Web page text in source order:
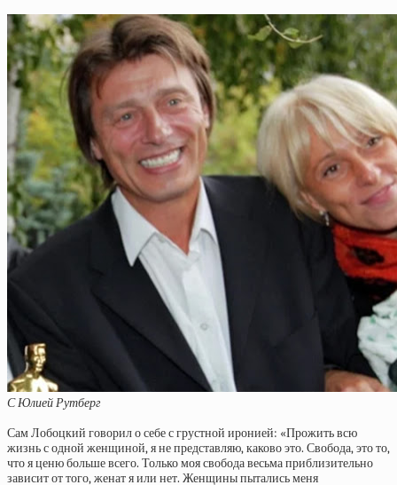
С Юлией Рутберг
Сам Лобоцкий говорил о себе с грустной иронией: «Прожить всю
жизнь с одной женщиной, я не представляю, каково это. Свобода, это то,
что я ценю больше всего. Только моя свобода весьма приблизительно
зависит от того, женат я или нет. Женщины пытались меня